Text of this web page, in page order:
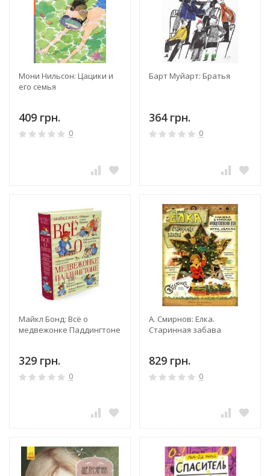
Мони Нильсон: Цацики и
его семья
409 грн.
0
Барт Муйарт: Братья
364 грн.
0
Майкл Бонд: Всё о
медвежонке Паддингтоне
329 грн.
0
А. Смирнов: Елка.
Старинная забава
829 грн.
0